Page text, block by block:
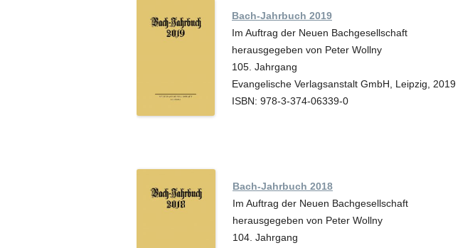
Bach-Jahrbuch 2019
Im Auftrag der Neuen Bachgesellschaft
herausgegeben von Peter Wollny
105. Jahrgang
Evangelische Verlagsanstalt GmbH, Leipzig, 2019
ISBN: 978-3-374-06339-0
Bach-Jahrbuch 2018
Im Auftrag der Neuen Bachgesellschaft
herausgegeben von Peter Wollny
104. Jahrgang